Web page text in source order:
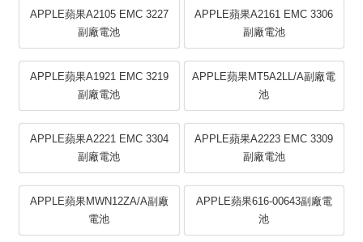
APPLE蘋果A2105 EMC 3227
副廠電池
APPLE蘋果A2161 EMC 3306
副廠電池
APPLE蘋果A1921 EMC 3219
副廠電池
APPLE蘋果MT5A2LL/A副廠電
池
APPLE蘋果A2221 EMC 3304
副廠電池
APPLE蘋果A2223 EMC 3309
副廠電池
APPLE蘋果MWN12ZA/A副廠
電池
APPLE蘋果616-00643副廠電
池